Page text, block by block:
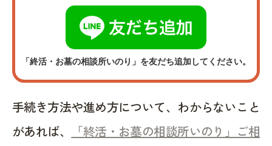
「終活・お墓の相談所いのり」を友だち追加してください。
手続き方法や進め方について、わからないこと
があれば、
「終活・お墓の相談所いのり」ご相